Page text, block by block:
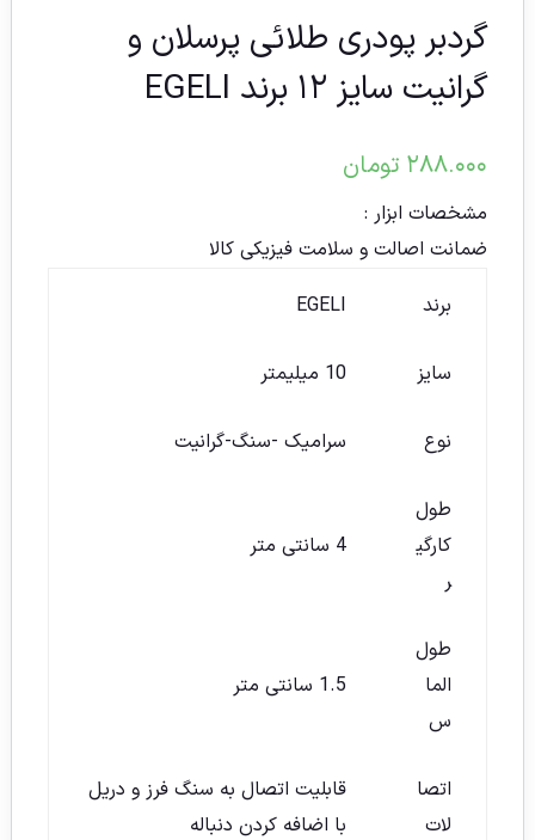
گردبر پودری طلائی پرسلان و
گرانیت سایز ۱۲ برند EGELI
۲۸۸.۰۰۰ تومان
مشخصات ابزار :
ضمانت اصالت و سلامت فیزیکی کالا
برند
EGELI
سایز 10 میلیمتر
نوع سرامیک -سنگ-گرانیت
طول
کارگی
ر
4 سانتی متر
طول
الما
س
1.5 سانتی متر
اتصا
لات
قابلیت اتصال به سنگ فرز و دریل
با اضافه کردن دنباله